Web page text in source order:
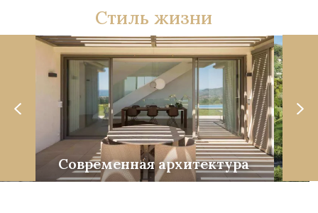
Стиль жизни
Современная архитектура